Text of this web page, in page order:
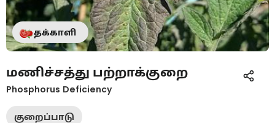
தக்காளி
மணிச்சத்து பற்றாக்குறை
Phosphorus Deficiency
குறைப்பாடு